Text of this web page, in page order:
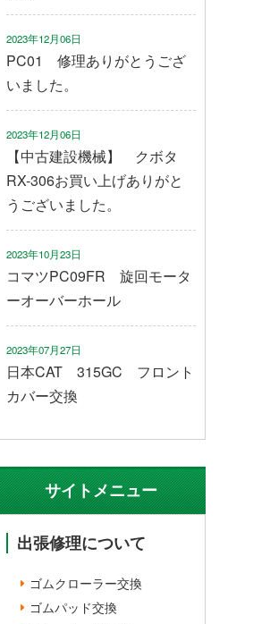
2023年12月06日
PC01 修理ありがとうござ
いました。
2023年12月06日
【中古建設機械】 クボタ
RX-306お買い上げありがと
うございました。
2023年10月23日
コマツPC09FR 旋回モータ
ーオーバーホール
2023年07月27日
日本CAT 315GC フロント
カバー交換
サイトメニュー
出張修理について
ゴムクローラー交換
ゴムパッド交換